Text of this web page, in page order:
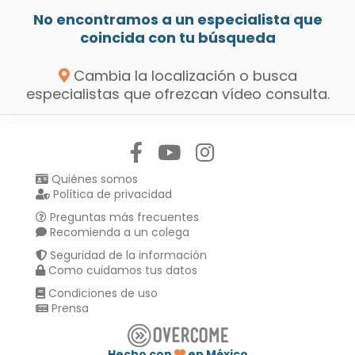
No encontramos a un especialista que
coincida con tu búsqueda
Cambia la localización o busca
especialistas que ofrezcan vídeo consulta.
Quiénes somos
Política de privacidad
Preguntas más frecuentes
Recomienda a un colega
Seguridad de la información
Como cuidamos tus datos
Condiciones de uso
Prensa